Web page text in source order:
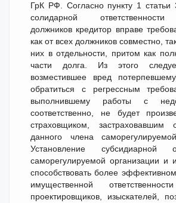
ГрК РФ. Согласно пункту 1
солидарной ответственности
должников кредитор вправе
как от всех должников совместно,
них в отдельности, притом как
части долга. Из этого
возместившее вред
обратиться с регрессным
выполнившему работы с
соответственно, не будет
страховщиком, застраховавшим
данного члена
Установление субсидиарной
саморегулируемой организации и
способствовать более
имущественной
проектировщиков, изыскателей,